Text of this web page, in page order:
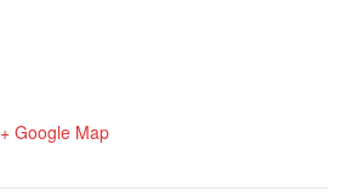
+ Google Map